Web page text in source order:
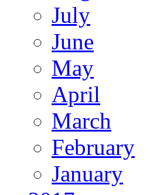
July
June
May
April
March
February
January